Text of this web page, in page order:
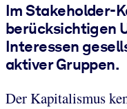
Im Stakeholder-
berücksichtigen
Interessen
aktiver Gruppen.
Der Kapitalismus